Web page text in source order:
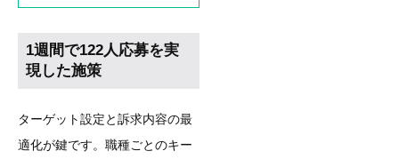
1週間で122人応募を実
現した施策
ターゲット設定と訴求内容の最
適化が鍵です。職種ごとのキー